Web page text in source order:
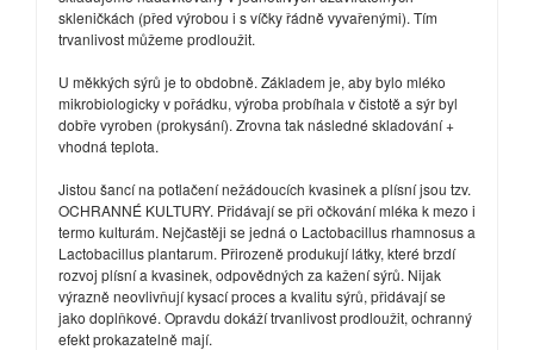
skleničkách (před výrobou i s víčky řádně vyvařenými). Tím
trvanlivost můžeme prodloužit.
U měkkých sýrů je to obdobně. Základem je, aby bylo mléko
mikrobiologicky v pořádku, výroba probíhala v čistotě a sýr byl
dobře vyroben (prokysání). Zrovna tak následné skladování +
vhodná teplota.
Jistou šancí na potlačení nežádoucích kvasinek a plísní jsou tzv.
OCHRANNÉ KULTURY. Přidávají se při očkování mléka k mezo i
termo kulturám. Nejčastěji se jedná o Lactobacillus rhamnosus a
Lactobacillus plantarum. Přirozeně produkují látky, které brzdí
rozvoj plísní a kvasinek, odpovědných za kažení sýrů. Nijak
výrazně neovlivňují kysací proces a kvalitu sýrů, přidávají se
jako doplňkové. Opravdu dokáží trvanlivost prodloužit, ochranný
efekt prokazatelně mají.